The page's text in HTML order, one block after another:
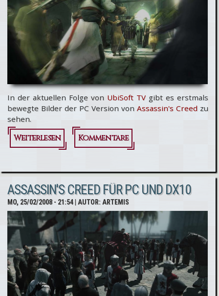
DS: Unser
Hands-On
In der aktuellen Folge von UbiSoft TVgibt es erstmals
bewegte Bilder der PC Version von Assassin's Creedzu
sehen.
Weiterlesen
über
Creed:
Bewegte
Bilder
aus der
PC
Version!
Kommentare
ASSASSIN'S CREED FÜR PC UND DX10
MO, 25/02/2008 - 21:54| AUTOR: ARTEMIS